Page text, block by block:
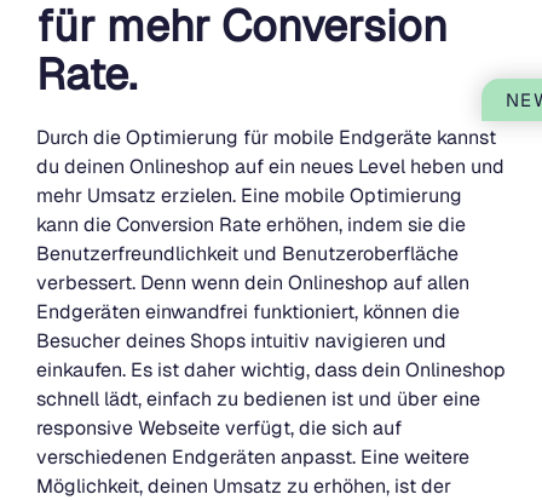
für mehr Conversion
Rate.
Durch die Optimierung für mobile Endgeräte kannst
du deinen Onlineshop auf ein neues Level heben und
mehr Umsatz erzielen. Eine mobile Optimierung
kann die Conversion Rate erhöhen, indem sie die
Benutzerfreundlichkeit und Benutzeroberfläche
verbessert. Denn wenn dein Onlineshop auf allen
Endgeräten einwandfrei funktioniert, können die
Besucher deines Shops intuitiv navigieren und
einkaufen. Es ist daher wichtig, dass dein Onlineshop
schnell lädt, einfach zu bedienen ist und über eine
responsive Webseite verfügt, die sich auf
verschiedenen Endgeräten anpasst. Eine weitere
Möglichkeit, deinen Umsatz zu erhöhen, ist der